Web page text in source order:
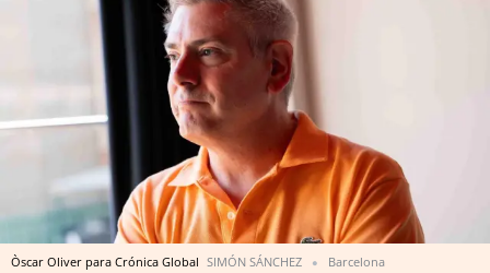
Òscar Oliver para Crónica Global SIMÓN SÁNCHEZ Barcelona